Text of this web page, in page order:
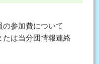
参加費について
たは当分団情報連絡